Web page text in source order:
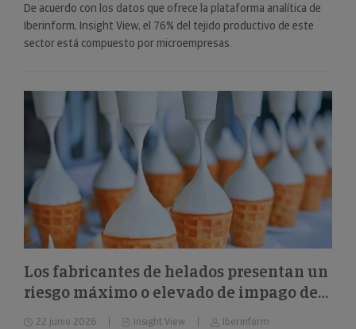
De acuerdo con los datos que ofrece la plataforma analítica de
Iberinform, Insight View, el 76% del tejido productivo de este
sector está compuesto por microempresas.
Los fabricantes de helados presentan un
riesgo máximo o elevado de impago del
26%
22 junio 2026 Insight View Iberinform